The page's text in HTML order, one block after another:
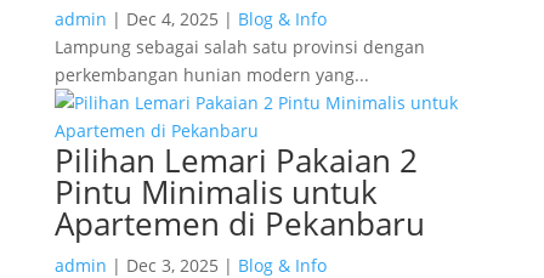
admin | Dec 4, 2025 | Blog & Info
Lampung sebagai salah satu provinsi dengan
perkembangan hunian modern yang...
Pilihan Lemari Pakaian 2
Pintu Minimalis untuk
Apartemen di Pekanbaru
admin | Dec 3, 2025 | Blog & Info